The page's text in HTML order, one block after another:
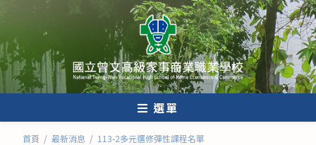
轉
至
主
要
內
選單
首頁 / 最新消息 / 113-2多元選修彈性課程名單